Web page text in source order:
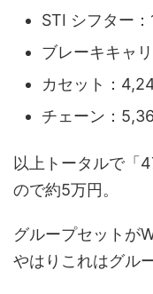
STI シフター
ブレーキキャ
カセット：
チェーン：
以上トータルで「
ので約5万円。
グループセットが
やはりこれはグル